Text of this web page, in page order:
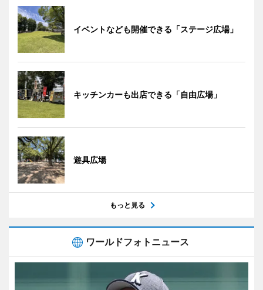
イベントなども開催できる「ステージ広場」
キッチンカーも出店できる「自由広場」
遊具広場
もっと見る
ワールドフォトニュース